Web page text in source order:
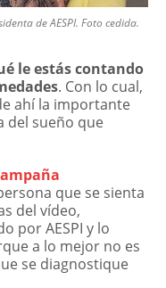
de AESPI. Foto cedida.
le estás contando
. Con lo cual,
ahí la importante
del sueño que
que se sienta
del vídeo,
por AESPI y lo
a lo mejor no es
se diagnostique